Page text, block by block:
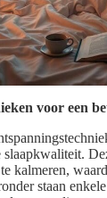
voor een
slaapkwaliteit.
kalmeren,
staan